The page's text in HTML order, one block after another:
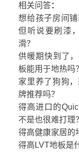
相关问答：
想给孩子房间
但听说要刷漆
滑？
供暖期快到了
板能用于地热吗
家里养了狗狗
牌推荐吗？
得高进口的
不是也很难打理？
得高健康家居的
得高LVT地板是